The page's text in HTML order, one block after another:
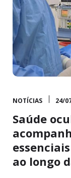
NOTÍCIAS 24/
Saúde
ao longo